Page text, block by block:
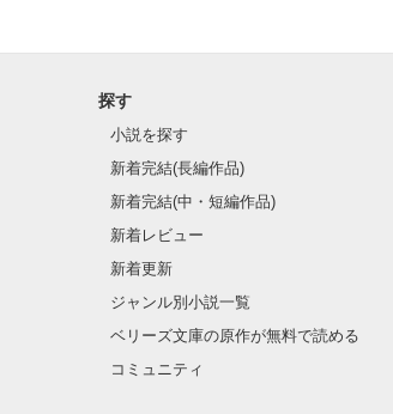
探す
小説を探す
新着完結(長編作品)
新着完結(中・短編作品)
新着レビュー
新着更新
ジャンル別小説一覧
ベリーズ文庫の原作が無料で読める
コミュニティ